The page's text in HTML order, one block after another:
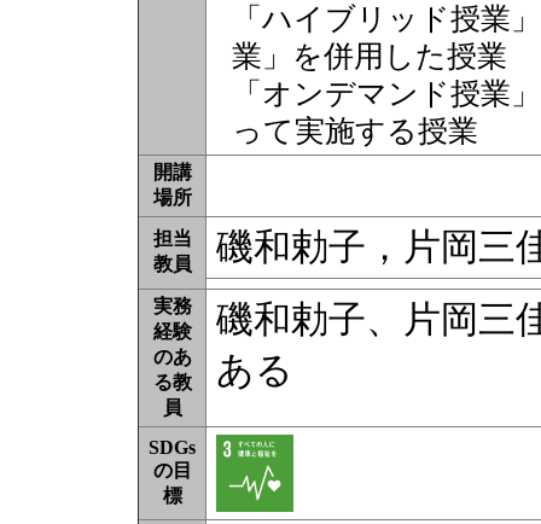
「ハイブリッド授業
業」を併用した授業
「オンデマンド授業
って実施する授業
開講
場所
担当
教員
磯和勅子，片岡三
実務
経験
のあ
る教
員
磯和勅子、片岡三
ある
SDGs
の目
標